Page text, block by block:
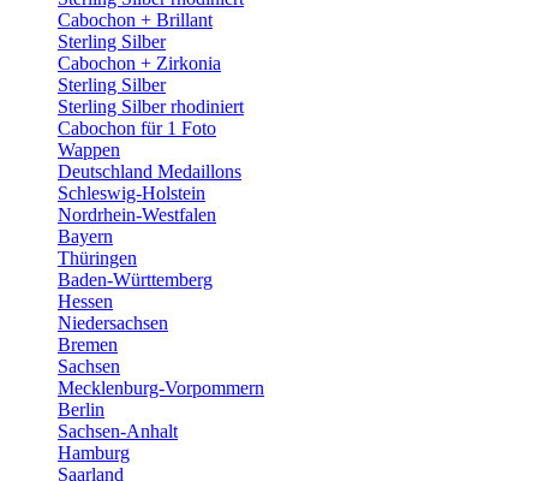
Cabochon + Brillant
Sterling Silber
Cabochon + Zirkonia
Sterling Silber
Sterling Silber rhodiniert
Cabochon für 1 Foto
Wappen
Deutschland Medaillons
Schleswig-Holstein
Nordrhein-Westfalen
Bayern
Thüringen
Baden-Württemberg
Hessen
Niedersachsen
Bremen
Sachsen
Mecklenburg-Vorpommern
Berlin
Sachsen-Anhalt
Hamburg
Saarland